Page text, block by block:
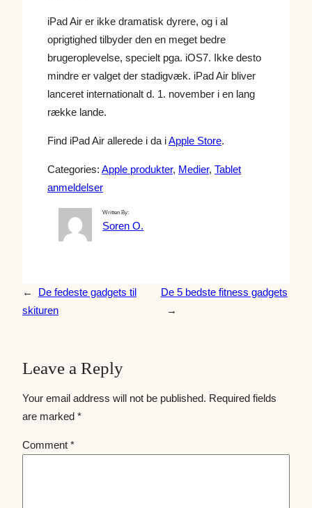
iPad Air er ikke dramatisk dyrere, og i al
oprigtighed tilbyder den en meget bedre
brugeroplevelse, specielt pga. iOS7. Ikke desto
mindre er valget der stadigvæk. iPad Air bliver
lanceret internationalt d. 1. november i en lang
række lande.
Find iPad Air allerede i da iApple Store.
Categories: Apple produkter, Medier, Tablet
anmeldelser
Written By:
Soren O.
←
De fedeste gadgets til
skituren
De 5 bedste fitness gadgets
→
Leave a Reply
Your email address will not be published. Required fields
are marked *
Comment *